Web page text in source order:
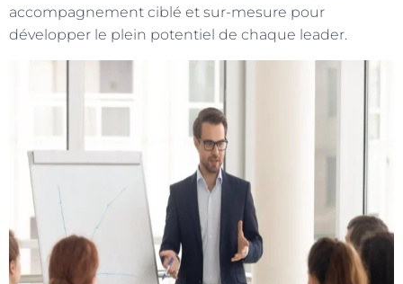
accompagnement ciblé et sur-mesure pour
développer le plein potentiel de chaque leader.